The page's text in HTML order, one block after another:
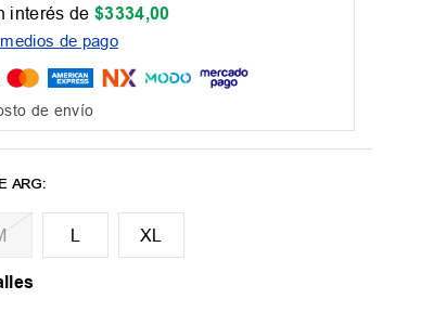
interés de$3334,00
de pago
de envío
L XL